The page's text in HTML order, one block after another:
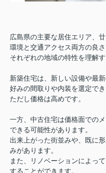
広島県の主要な居住エリア、
環境と交通アクセス両方の良さ
それぞれの地域の特性を理解
新築住宅は、新しい設備や最
好みの間取りや内装を選定でき
ただし価格は高めです。
一方、中古住宅は価格面での
できる可能性があります。
出来上がった街並みや、既に
みがあります。
また、リノベーションによっ
することができます。